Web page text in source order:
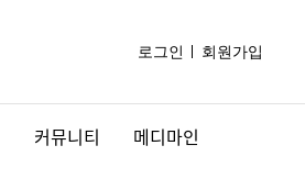
로그인 회원가입
커뮤니티 메디마인